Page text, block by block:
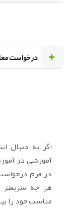
‌درخواست
اگر به دنبال
آموزشی در
در فرم
هر چه
مناسب خود را